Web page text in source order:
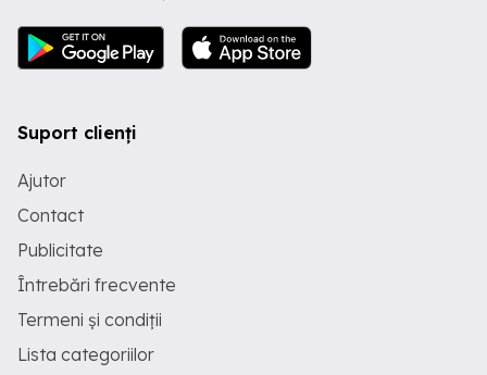
Suport clienți
Ajutor
Contact
Publicitate
Întrebări frecvente
Termeni și condiții
Lista categoriilor